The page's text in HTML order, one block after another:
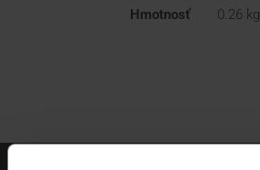
Hmotnosť 0.26 kg